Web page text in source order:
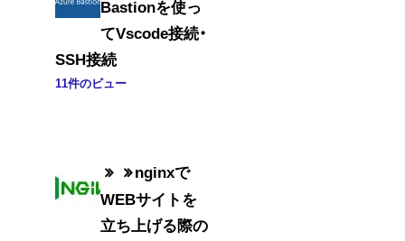
Bastionを使っ
てVscode接続・
SSH接続
11件のビュー
nginxで
WEBサイトを
立ち上げる際の